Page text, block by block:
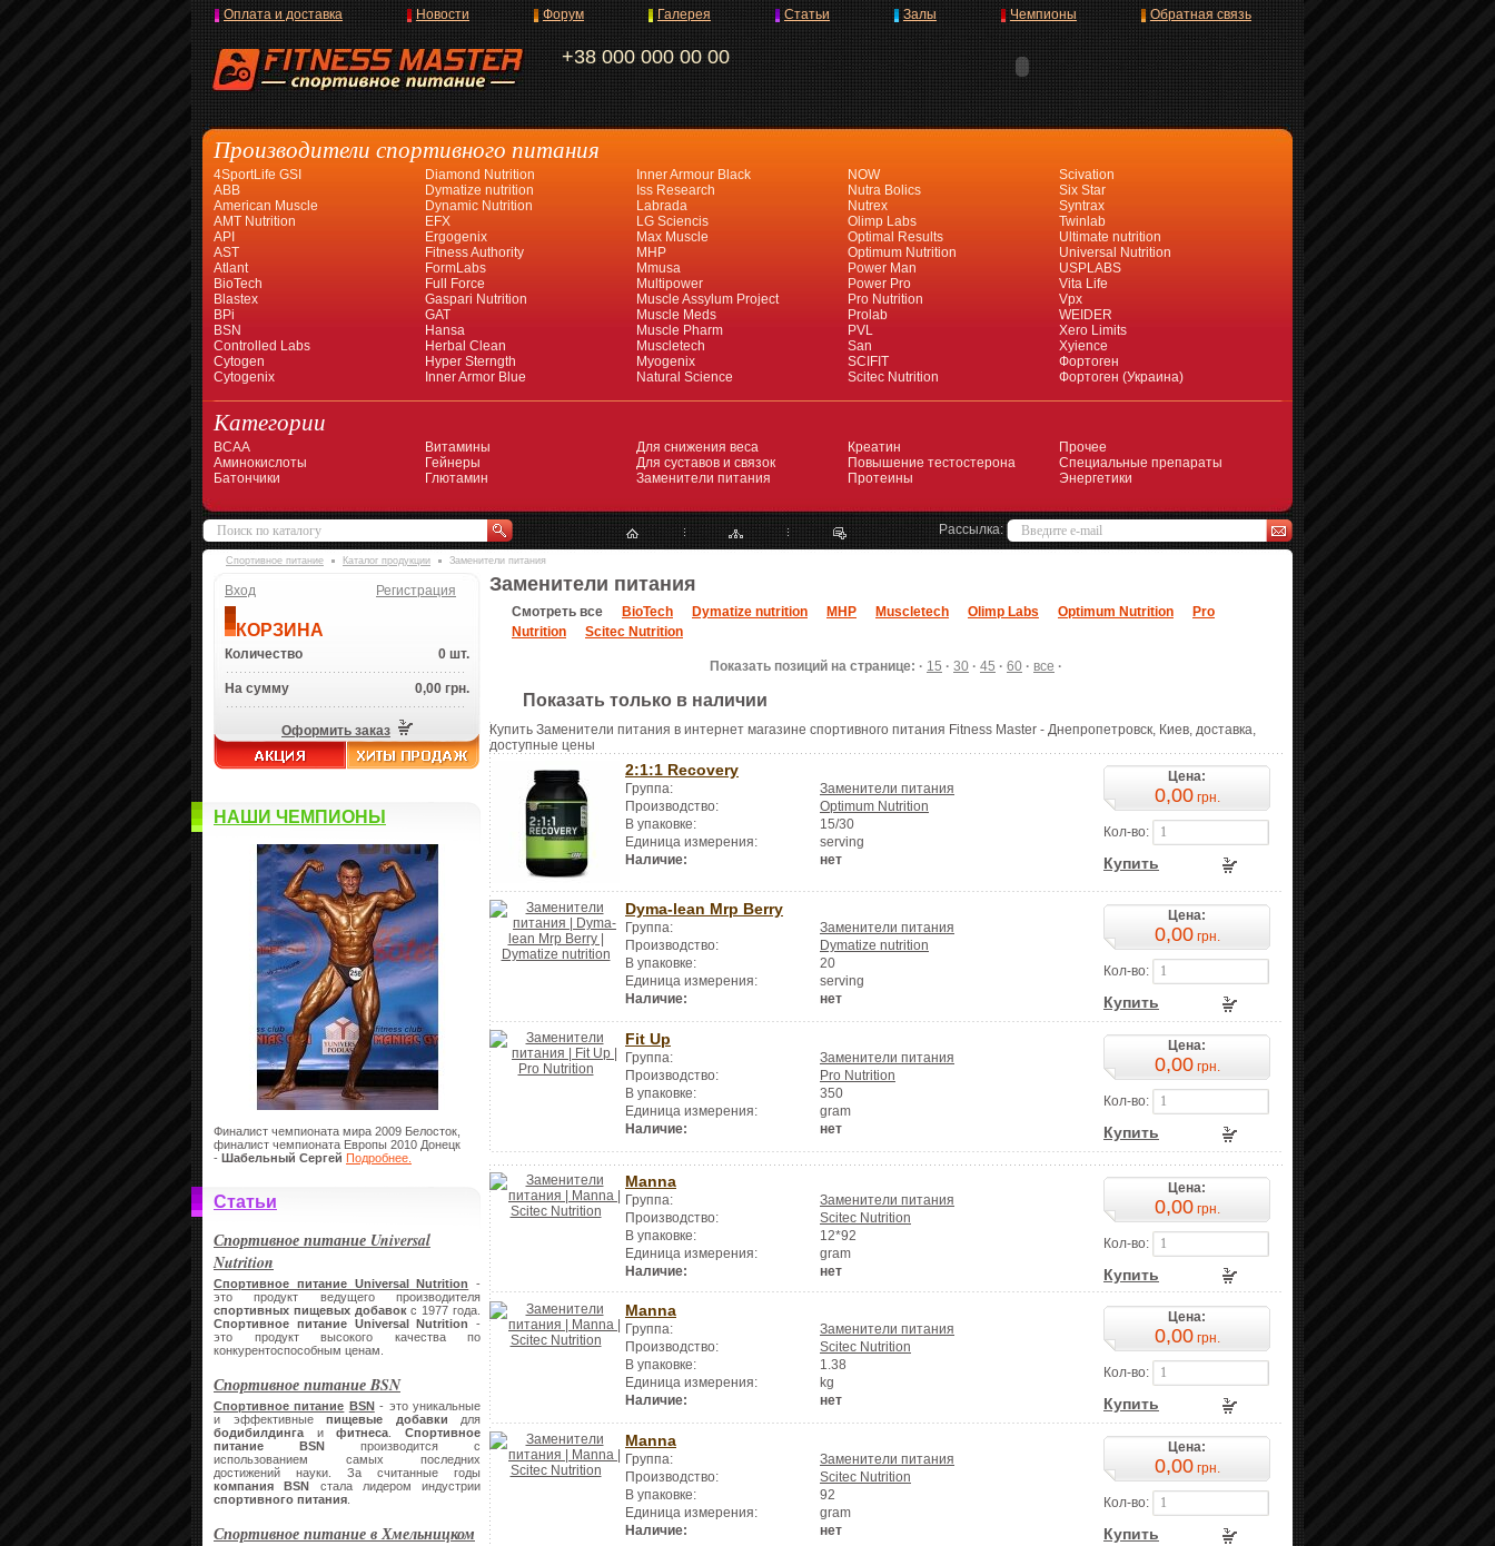
+38 000 000 00 00
Оплата и доставка Новости Форум Галерея Статьи Залы Чемпионы Обратная связь
Производители спортивного питания
4SportLife GSI
ABB
American Muscle
AMT Nutrition
API
AST
Atlant
BioTech
Blastex
BPi
BSN
Controlled Labs
Cytogen
Cytogenix
Diamond Nutrition
Dymatize nutrition
Dynamic Nutrition
EFX
Ergogenix
Fitness Authority
FormLabs
Full Force
Gaspari Nutrition
GAT
Hansa
Herbal Clean
Hyper Sterngth
Inner Armor Blue
Inner Armour Black
Iss Research
Labrada
LG Sciencis
Max Muscle
MHP
Mmusa
Multipower
Muscle Assylum Project
Muscle Meds
Muscle Pharm
Muscletech
Myogenix
Natural Science
NOW
Nutra Bolics
Nutrex
Olimp Labs
Optimal Results
Optimum Nutrition
Power Man
Power Pro
Pro Nutrition
Prolab
PVL
San
SCIFIT
Scitec Nutrition
Scivation
Six Star
Syntrax
Twinlab
Ultimate nutrition
Universal Nutrition
USPLABS
Vita Life
Vpx
WEIDER
Xero Limits
Xyience
Фортоген
Фортоген (Украина)
Категории
BCAA
Аминокислоты
Батончики
Витамины
Гейнеры
Глютамин
Для снижения веса
Для суставов и связок
Заменители питания
Креатин
Повышение тестостерона
Протеины
Прочее
Специальные препараты
Энергетики
Рассылка:
Спортивное питание Каталог продукции Заменители питания
Вход Регистрация
КОРЗИНА
Количество 0 шт.
На сумму 0,00 грн.
Оформить заказ
НАШИ ЧЕМПИОНЫ
Финалист чемпионата мира 2009 Белосток,
финалист чемпионата Европы 2010 Донецк
- Шабельный Сергей Подробнее.
Статьи
Спортивное питание Universal
Nutrition
Спортивное питание Universal Nutrition
-
это продукт ведущего производителя
спортивных пищевых добавокс 1977 года.
Спортивное питание
Universal Nutrition
-
это продукт высокого качества по
конкурентоспособным ценам.
Спортивное питание BSN
Спортивное питание BSN- это уникальные
и эффективные пищевые добавки для
бодибилдинга ифитнеса .Спортивное
питание
BSN производится с
использованием самых последних
достижений науки. За считанные годы
компания
BSN стала лидером индустрии
спортивного питания
Спортивное питание в Хмельницком
Заменители питания
Смотреть все BioTech Dymatize nutrition MHP Muscletech Olimp Labs Optimum Nutrition
Pro
Nutrition
Scitec Nutrition
Показать позиций на странице: · 15 · 30 · 45 · 60 · все ·
Показать только в наличии
Купить Заменители питания в интернет магазине спортивного питания Fitness Master - Днепропетровск, Киев, доставка,
доступные цены
2:1:1 Recovery
Группа:
Заменители питания
Производство:
Optimum Nutrition
В упаковке:
15/30
Единица измерения:
serving
Наличие:
нет
Цена:
0,00грн.
Кол-во:
Купить
Dyma-lean Mrp Berry
Группа:
Заменители питания
Производство:
Dymatize nutrition
В упаковке:
20
Единица измерения:
serving
Наличие:
нет
Цена:
0,00грн.
Кол-во:
Купить
Fit Up
Группа:
Заменители питания
Производство:
Pro Nutrition
В упаковке:
350
Единица измерения:
gram
Наличие:
нет
Цена:
0,00грн.
Кол-во:
Купить
Manna
Группа:
Заменители питания
Производство:
Scitec Nutrition
В упаковке:
12*92
Единица измерения:
gram
Наличие:
нет
Цена:
0,00грн.
Кол-во:
Купить
Manna
Группа:
Заменители питания
Производство:
Scitec Nutrition
В упаковке:
1.38
Единица измерения:
kg
Наличие:
нет
Цена:
0,00грн.
Кол-во:
Купить
Manna
Группа:
Заменители питания
Производство:
Scitec Nutrition
В упаковке:
92
Единица измерения:
gram
Наличие:
нет
Цена:
0,00грн.
Кол-во:
Купить